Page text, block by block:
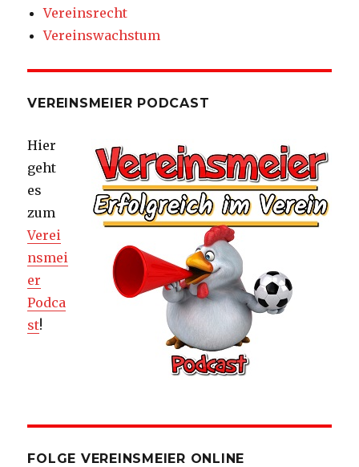
Vereinsrecht
Vereinswachstum
VEREINSMEIER PODCAST
Hier
geht
es
zum
Verei
nsmei
er
Podca
st!
FOLGE VEREINSMEIER ONLINE